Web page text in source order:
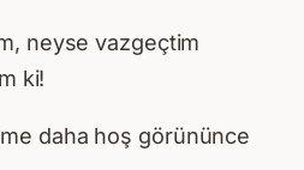
neyse vazgeçtim
ki!
daha hoş görününce